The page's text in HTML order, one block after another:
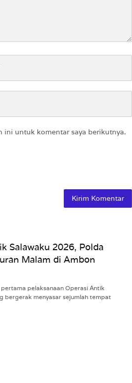
ini untuk komentar saya berikutnya.
Salawaku 2026, Polda
Malam di Ambon
pelaksanaan Operasi Antik
bergerak menyasar sejumlah tempat